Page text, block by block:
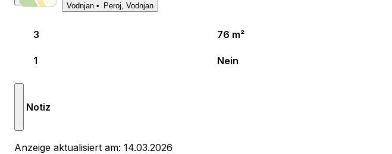
Vodnjan Peroj, Vodnjan
3 76 m²
1 Nein
Notiz
Anzeige aktualisiert am: 14.03.2026